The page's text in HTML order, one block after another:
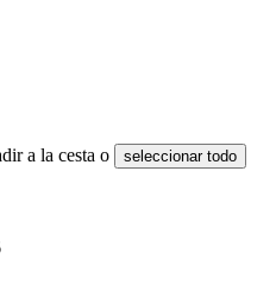
a la cesta o
seleccionar todo